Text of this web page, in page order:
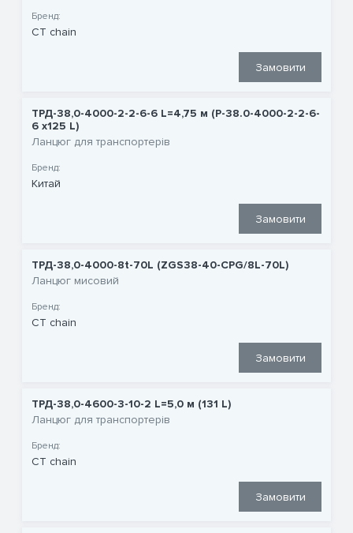
Бренд:
CT chain
Замовити
ТРД-38,0-4000-2-2-6-6 L=4,75 м (P-38.0-4000-2-2-6-
6 x125 L)
Ланцюг для транспортерів
Бренд:
Китай
Замовити
ТРД-38,0-4000-8t-70L (ZGS38-40-CPG/8L-70L)
Ланцюг мисовий
Бренд:
CT chain
Замовити
ТРД-38,0-4600-3-10-2 L=5,0 м (131 L)
Ланцюг для транспортерів
Бренд:
CT chain
Замовити